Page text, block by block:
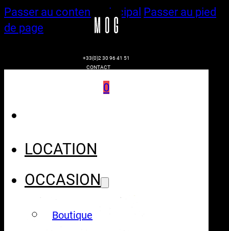
Passer au contenu principal Passer au pied
de page
+33(0)2 30 96 41 51
CONTACT
0
LOCATION
OCCASION
Boutique